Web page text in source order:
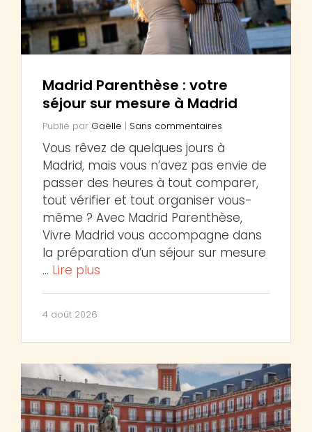
Madrid Parenthèse : votre
séjour sur mesure à Madrid
Publié par Gaëlle | Sans commentaires
Vous rêvez de quelques jours à
Madrid, mais vous n’avez pas envie de
passer des heures à tout comparer,
tout vérifier et tout organiser vous-
même ? Avec Madrid Parenthèse,
Vivre Madrid vous accompagne dans
la préparation d’un séjour sur mesure
… Lire plus
4 août 2026